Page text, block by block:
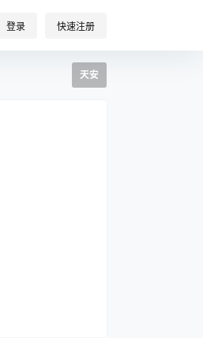
登录 快速注册
天安